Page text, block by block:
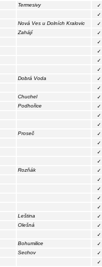
Termesivy
✓
✓
Nová Ves u Dolních Kralovic
✓
Zahájí
✓
✓
✓
✓
✓
Dobrá Voda
✓
✓
Chuchel
✓
Podhořice
✓
✓
✓
Proseč
✓
✓
✓
✓
Rozňák
✓
✓
✓
✓
✓
Leština
✓
Olešná
✓
✓
Bohumilice
✓
Sechov
✓
✓